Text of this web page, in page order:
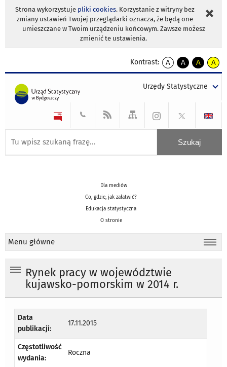
Strona wykorzystuje pliki cookies. Korzystanie z witryny bez
zmiany ustawień Twojej przeglądarki oznacza, że będą one
umieszczane w Twoim urządzeniu końcowym. Zawsze możesz
zmienić te ustawienia.
Kontrast:
A
kontrast
A
kontrast
tekst
czarnym
A
kontrast
tekst
czarnym
A
tekst
żółtym
Urzędy Statystyczne
Dla mediów
Co, gdzie, jak załatwić?
Edukacja statystyczna
O stronie
Menu główne
Rynek pracy w województwie
kujawsko-pomorskim w 2014 r.
Data
publikacji:
17.11.2015
Częstotliwość
wydania:
Roczna